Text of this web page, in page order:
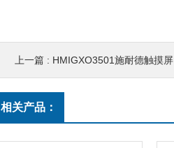
上一篇 : HMIGXO3501施耐德触摸屏
相关产品：